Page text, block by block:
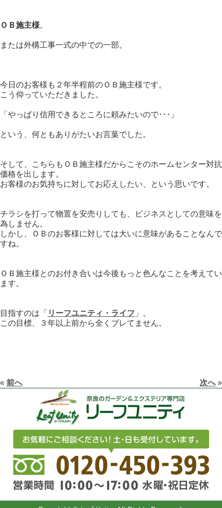
ＯＢ施主様。
または外構工事一式の中での一部。
今日のお客様も２年半程前のＯＢ施主様です。
こう仰っていただきました。
「やっぱり信用できるところに頼みたいので･･･」
という、何ともありがたいお言葉でした。
そして、こちらもＯＢ施主様だからこそのホームセンター対抗
価格を出します。
お客様のお気持ちに対してお応えしたい、という思いです。
チラシを打って物置を安売りしても、ビジネスとしての意味を
為しません。
しかし、ＯＢのお客様に対しては大いに意味があることなんで
すね。
ＯＢ施主様とのお付き合いは今後もっと色んなことを考えてい
ます。
目指すのは「 リーフユニティ・ライフ 」。
この目標、３年以上前から全くブレてません。
« 前へ 次へ»